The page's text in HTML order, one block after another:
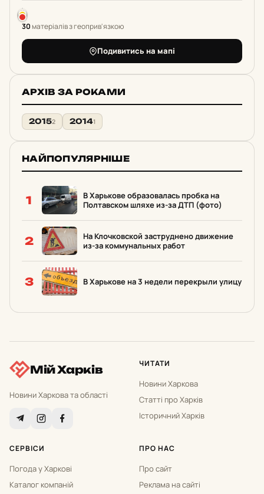
30матеріалів з геоприв'язкою
Подивитись на мапі
АРХІВ ЗА РОКАМИ
20152 20141
НАЙПОПУЛЯРНІШЕ
1
В Харькове образовалась пробка на
Полтавском шляхе из-за ДТП (фото)
2
На Клочковской заструднено движение
из-за коммунальных работ
3 В Харькове на 3 недели перекрыли улицу
Мій Харків
Новини Харкова та області
ЧИТАТИ
Новини Харкова
Статті про Харків
Історичний Харків
СЕРВІСИ
Погода у Харкові
Каталог компаній
ПРО НАС
Про сайт
Реклама на сайті